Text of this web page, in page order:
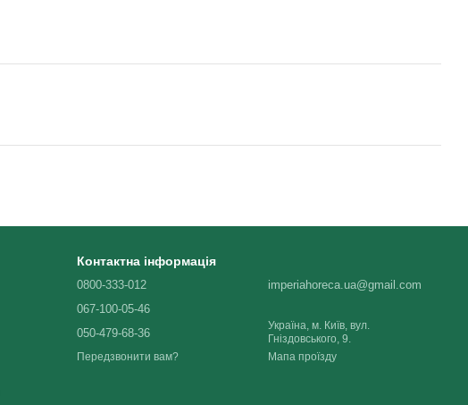
Контактна інформація
0800-333-012
067-100-05-46
050-479-68-36
Передзвонити вам?
imperiahoreca.ua@gmail.com
Україна, м. Київ, вул.
Гніздовського, 9.
Мапа проїзду